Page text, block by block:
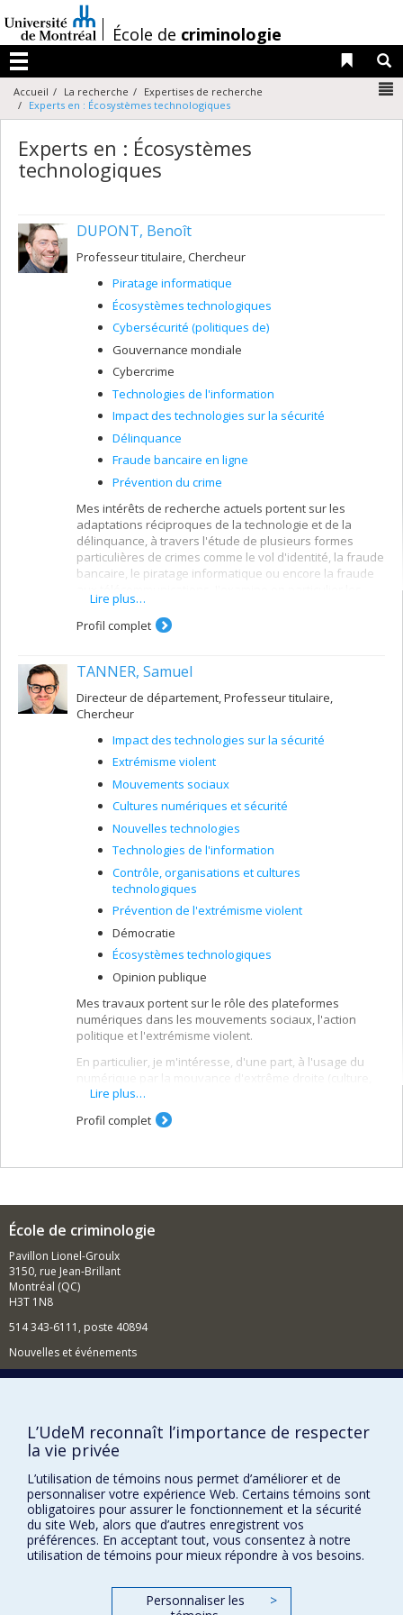
au
contenu
/École de criminologie
Menu
Liens
Accueil La recherche
Expertises de recherche
Experts en : Écosystèmes technologiques
Experts en : Écosystèmes
technologiques
DUPONT, Benoît
Professeur titulaire, Chercheur
Piratage informatique
Écosystèmes technologiques
Cybersécurité (politiques de)
Gouvernance mondiale
Cybercrime
Technologies de l'information
Impact des technologies sur la sécurité
Délinquance
Fraude bancaire en ligne
Prévention du crime
Mes intérêts de recherche actuels portent sur les
adaptations réciproques de la technologie et de la
délinquance, à travers l'étude de plusieurs formes
particulières de crimes comme le vol d'identité, la fraude
bancaire, le piratage informatique ou encore la fraude
écosystèmes technologiques, criminels et de contrôle
qui favorisent l'émergence de certains types de
pratiques illicites, ainsi que les processus par lesquels
en tirent profit. Les questions de l'acquisition des
du travail et des modes de coordination sont au coeur
de mes préoccupations. Je m'intéresse également aux
politiques de cybersécurité et aux divers instruments de
régulation de l'internet qui se mettent progressivement
en place afin de répondre aux risques liés au
cybercrime, au cyber-espionnage ou aux cyber-
attaques.
Lire plus…
Profil complet
TANNER, Samuel
Directeur de département, Professeur titulaire,
Chercheur
Impact des technologies sur la sécurité
Extrémisme violent
Mouvements sociaux
Cultures numériques et sécurité
Nouvelles technologies
Technologies de l'information
Contrôle, organisations et cultures
technologiques
Prévention de l'extrémisme violent
Démocratie
Écosystèmes technologiques
Opinion publique
Mes travaux portent sur le rôle des plateformes
numériques dans les mouvements sociaux, l'action
politique et l'extrémisme violent.
En particulier, je m'intéresse, d'une part, à l'usage du
numérique par la mouvance d'extrême droite (culture,
communication, médias, métapolitique) et, plus
particulièrement, à la réception de ce discours par les
acteurs.
production, l'amplification et la diffusion des discours
culture populaire (pop culture) et la manière dont elle
est instrumentalisée pour adoucir, banaliser et
normaliser des discours discriminatoires, misogyne et
sexistes. Je travaille essentiellement en adoptant des
désinformation, selon une approche multidisciplinaire
(géographie, anthropologie et sciences de l'éducation),
l'information.
communication, les technologies, l'information ety la
sécurité
Lire plus…
Profil complet
École de criminologie
Pavillon Lionel-Groulx
3150, rue Jean-Brillant
Montréal (QC)
H3T 1N8
514 343-6111, poste 40894
Nouvelles et événements
Plan du site
Accessibilité
FACULTÉ DES ARTS ET DES SCIENCES
Nos départements et écoles
L’UdeM reconnaît l’importance de respecter
la vie privée
L’utilisation de témoins nous permet d’améliorer et de
personnaliser votre expérience Web. Certains témoins sont
obligatoires pour assurer le fonctionnement et la sécurité
du site Web, alors que d’autres enregistrent vos
préférences. En acceptant tout, vous consentez à notre
utilisation de témoins pour mieux répondre à vos besoins.
Personnaliser les
>